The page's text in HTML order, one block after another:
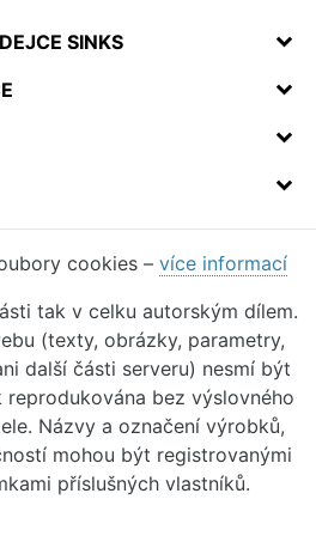
SINKS
cookies – více informací
tak v celku autorským dílem.
(texty, obrázky, parametry,
další části serveru) nesmí být
bez výslovného
Názvy a označení výrobků,
mohou být registrovanými
příslušných vlastníků.